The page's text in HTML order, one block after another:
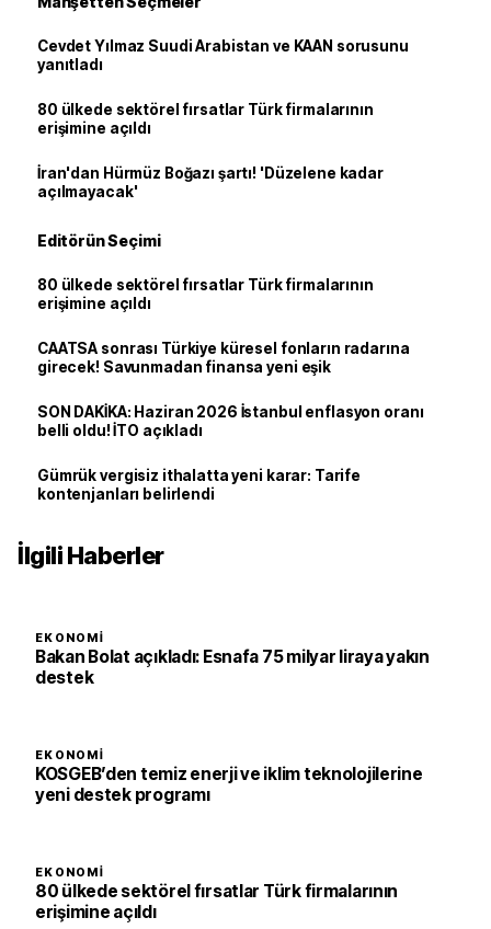
Cevdet Yılmaz Suudi Arabistan ve KAAN sorusunu
yanıtladı
80 ülkede sektörel fırsatlar Türk firmalarının
erişimine açıldı
İran'dan Hürmüz Boğazı şartı! 'Düzelene kadar
açılmayacak'
Editörün Seçimi
80 ülkede sektörel fırsatlar Türk firmalarının
erişimine açıldı
CAATSA sonrası Türkiye küresel fonların radarına
girecek! Savunmadan finansa yeni eşik
SON DAKİKA: Haziran 2026 İstanbul enflasyon oranı
belli oldu! İTO açıkladı
Gümrük vergisiz ithalatta yeni karar: Tarife
kontenjanları belirlendi
İlgili Haberler
EKONOMI
Bakan Bolat açıkladı: Esnafa 75 milyar liraya yakın
destek
EKONOMI
KOSGEB’den temiz enerji ve iklim teknolojilerine
yeni destek programı
EKONOMI
80 ülkede sektörel fırsatlar Türk firmalarının
erişimine açıldı